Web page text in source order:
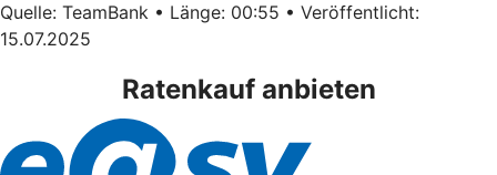
Quelle: TeamBank • Länge: 00:55 • Veröffentlicht:
15.07.2025
Ratenkauf anbieten